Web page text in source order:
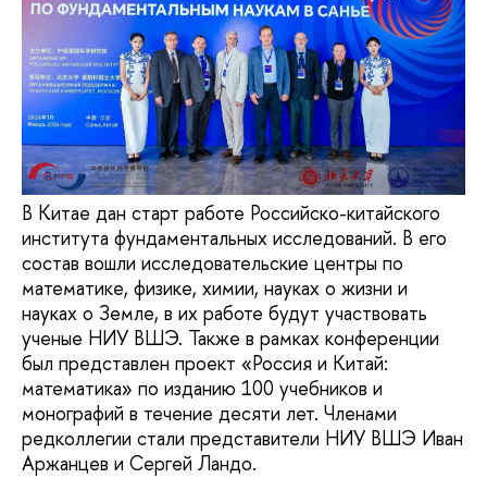
В Китае дан старт работе Российско-китайского
института фундаментальных исследований. В его
состав вошли исследовательские центры по
математике, физике, химии, науках о жизни и
науках о Земле, в их работе будут участвовать
ученые НИУ ВШЭ. Также в рамках конференции
был представлен проект «Россия и Китай:
математика» по изданию 100 учебников и
монографий в течение десяти лет. Членами
редколлегии стали представители НИУ ВШЭ Иван
Аржанцев и Сергей Ландо.